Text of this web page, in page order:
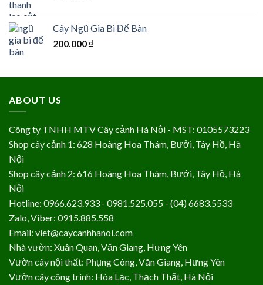
Cây Ngũ Gia Bì Để Bàn
200.000 ₫
ABOUT US
Công ty TNHH MTV Cây cảnh Hà Nội - MST: 0105573223
Shop cây cảnh 1: 628 Hoàng Hoa Thám, Bưởi, Tây Hồ, Hà
Nội
Shop cây cảnh 2: 616 Hoàng Hoa Thám, Bưởi, Tây Hồ, Hà
Nội
Hotline: 0966.623.933 - 0981.525.055 - (04) 6683.5533
Zalo, Viber: 0915.885.558
Email: viet@caycanhhanoi.com
Nhà vườn: Xuân Quan, Văn Giang, Hưng Yên
Vườn cây nội thất: Phụng Công, Văn Giang, Hưng Yên
Vườn cây công trình: Hòa Lạc, Thạch Thất, Hà Nội